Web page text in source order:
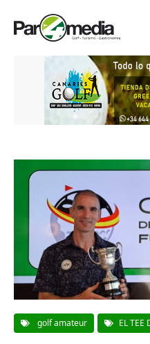
golf amateur EL TEE